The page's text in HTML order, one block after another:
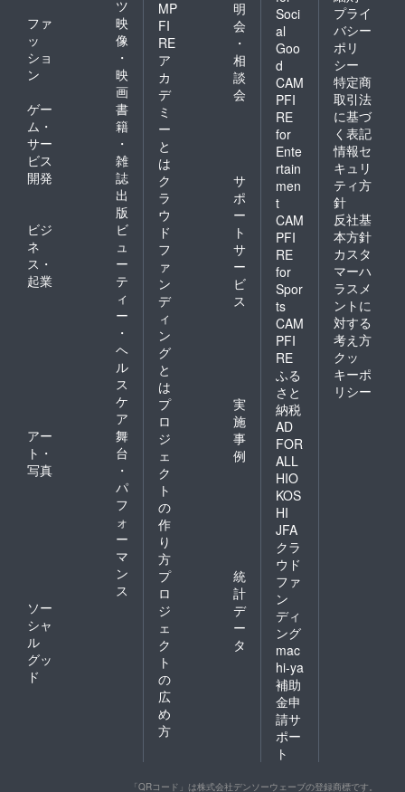
ツ
ファ
ッ
ショ
ン
映
像
・
映
画
ゲー
ム・
サー
ビス
開発
書
籍
・
雑
誌
出
版
ビジ
ネ
ス・
起業
ビ
ュ
ー
テ
ィ
ー
・
ヘ
ル
ス
ケ
ア
アー
ト・
写真
舞
台
・
パ
フ
ォ
ー
マ
ン
ス
ソー
シャ
ル
グッ
ド
MP
FI
RE
ア
カ
デ
ミ
ー
と
は
明
会
・
相
談
会
ク
ラ
ウ
ド
フ
ァ
ン
デ
ィ
ン
グ
と
は
サ
ポ
ー
ト
サ
ー
ビ
ス
プ
ロ
ジ
ェ
ク
ト
の
作
り
方
実
施
事
例
プ
ロ
ジ
ェ
ク
ト
の
広
め
方
統
計
デ
ー
タ
Soci
al
Goo
d
CAM
PFI
RE
for
Ente
rtain
men
t
CAM
PFI
RE
for
Spor
ts
CAM
PFI
RE
ふる
さと
納税
AD
FOR
ALL
HIO
KOS
HI
JFA
クラ
ウド
ファ
ン
ディ
ング
mac
hi-ya
補助
金申
請サ
ポー
ト
プライ
バシー
ポリ
シー
特定商
取引法
に基づ
く表記
情報セ
キュリ
ティ方
針
反社基
本方針
カスタ
マーハ
ラスメ
ントに
対する
考え方
クッ
キーポ
リシー
「QRコード」は株式会社デンソーウェーブの登録商標です。